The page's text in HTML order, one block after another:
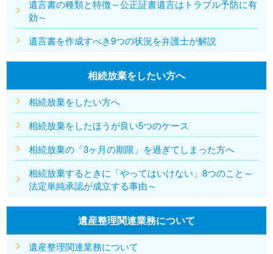
遺言書の種類と特徴～公正証書遺言はトラブル予防に有
効～
遺言書を作成すべき9つの状況を弁護士が解説
相続放棄をしたい方へ
相続放棄をしたい方へ
相続放棄をしたほうが良い5つのケース
相続放棄の「3ヶ月の期限」を過ぎてしまった方へ
相続放棄するときに「やってはいけない」8つのこと～
法定単純承認が成立する事由～
遺産整理関連業務について
遺産整理関連業務について